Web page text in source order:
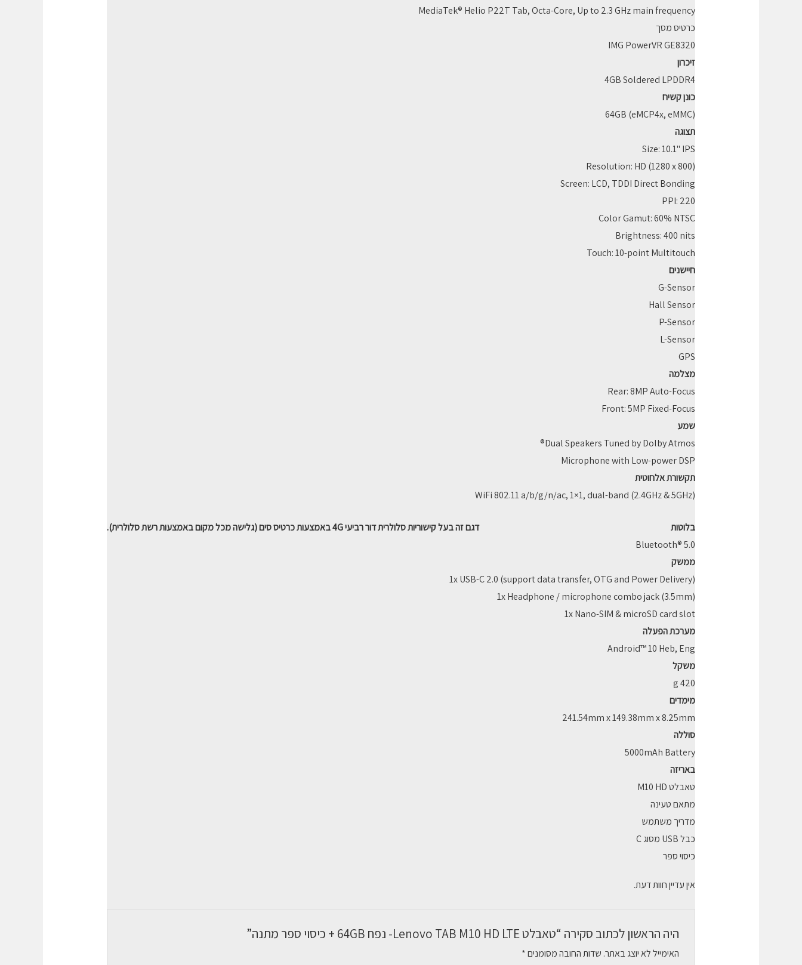
MediaTek® Helio P22T Tab, Octa-Core, Up to 2.3 GHz main frequency
כרטיס מסך
IMG PowerVR GE8320
זיכרון
4GB Soldered LPDDR4
כונן קשיח
64GB (eMCP4x, eMMC)
תצוגה
Size: 10.1" IPS
Resolution: HD (1280 x 800)
Screen: LCD, TDDI Direct Bonding
PPI: 220
Color Gamut: 60% NTSC
Brightness: 400 nits
Touch: 10-point Multitouch
חיישנים
G-Sensor
Hall Sensor
P-Sensor
L-Sensor
GPS
מצלמה
Rear: 8MP Auto-Focus
Front: 5MP Fixed-Focus
שמע
Dual Speakers Tuned by Dolby Atmos®
Microphone with Low-power DSP
תקשורת אלחוטית
WiFi 802.11 a/b/g/n/ac, 1×1, dual-band (2.4GHz & 5GHz)
דגם זה בעל קישוריות סלולרית דור רביעי 4G באמצעות כרטיס סים (גלישה מכל מקום באמצעות רשת סלולרית).
בלוטות
Bluetooth® 5.0
ממשק
1x USB-C 2.0 (support data transfer, OTG and Power Delivery)
1x Headphone / microphone combo jack (3.5mm)
1x Nano-SIM & microSD card slot
מערכת הפעלה
Android™ 10 Heb, Eng
משקל
420 g
מימדים
241.54mm x 149.38mm x 8.25mm
סוללה
5000mAh Battery
באריזה
טאבלט M10 HD
מתאם טעינה
מדריך משתמש
כבל USB מסוג C
כיסוי ספר
אין עדיין חוות דעת.
היה הראשון לכתוב סקירה “טאבלט Lenovo TAB M10 HD LTE- נפח 64GB + כיסוי ספר מתנה”
האימייל לא יוצג באתר. שדות החובה מסומנים*